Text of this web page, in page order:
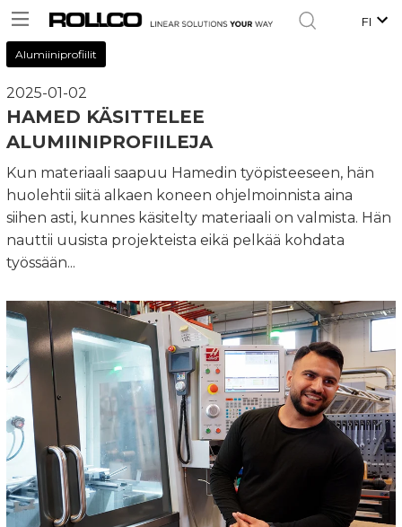
FI
Alumiiniprofiilit
2025-01-02
HAMED KÄSITTELEE
ALUMIINIPROFIILEJA
Kun materiaali saapuu Hamedin työpisteeseen, hän
huolehtii siitä alkaen koneen ohjelmoinnista aina
siihen asti, kunnes käsitelty materiaali on valmista. Hän
nauttii uusista projekteista eikä pelkää kohdata
työssään...